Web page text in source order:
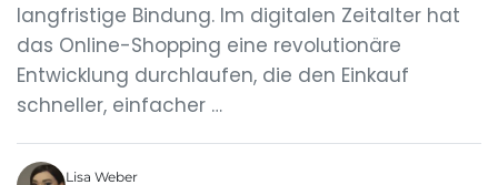
langfristige Bindung. Im digitalen Zeitalter hat
das Online-Shopping eine revolutionäre
Entwicklung durchlaufen, die den Einkauf
schneller, einfacher …
Lisa Weber